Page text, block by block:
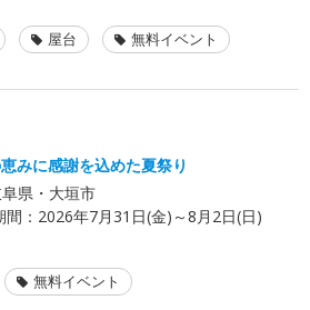
屋台 無料イベント
みに感謝を込めた夏祭り
県・大垣市
間： 2026年7月31日(金)～8月2日(日)
無料イベント